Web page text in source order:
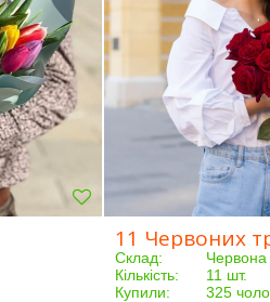
11 Червоних
Склад:
Червона
Кількість:
11 шт.
Купили:
325